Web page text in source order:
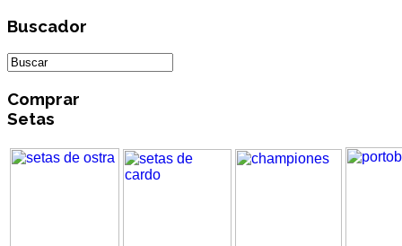
Buscador
Comprar
Setas